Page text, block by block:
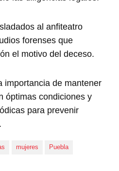
al anfiteatro
forenses que
el motivo del deceso.
importancia de mantener
óptimas condiciones y
para prevenir
mujeres Puebla